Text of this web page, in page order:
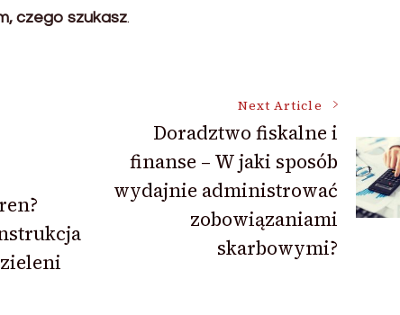
czego szukasz.
Next Article
Doradztwo fiskalne i
finanse – W jaki sposób
wydajnie administrować
zobowiązaniami
skarbowymi?